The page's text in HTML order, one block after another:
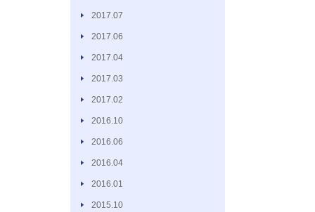
2017.07
2017.06
2017.04
2017.03
2017.02
2016.10
2016.06
2016.04
2016.01
2015.10